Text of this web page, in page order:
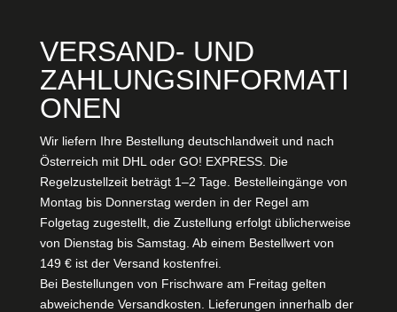
VERSAND- UND
ZAHLUNGSINFORMATI
ONEN
Wir liefern Ihre Bestellung deutschlandweit und nach
Österreich mit DHL oder GO! EXPRESS. Die
Regelzustellzeit beträgt 1–2 Tage. Bestelleingänge von
Montag bis Donnerstag werden in der Regel am
Folgetag zugestellt, die Zustellung erfolgt üblicherweise
von Dienstag bis Samstag. Ab einem Bestellwert von
149 € ist der Versand kostenfrei.
Bei Bestellungen von Frischware am Freitag gelten
abweichende Versandkosten. Lieferungen innerhalb der